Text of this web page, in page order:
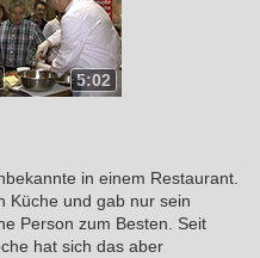
5:02
in einem Restaurant.
Küche und gab nur sein
Person zum Besten. Seit
hat sich das aber